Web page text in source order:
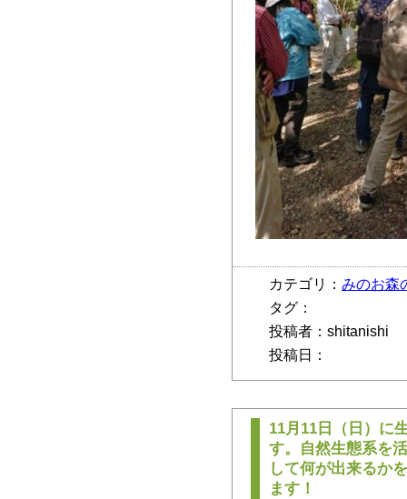
カテゴリ： みのお森
タグ：
投稿者：shitanishi
投稿日：
11月11日（日）に
す。自然生態系を
して何が出来るか
ます！